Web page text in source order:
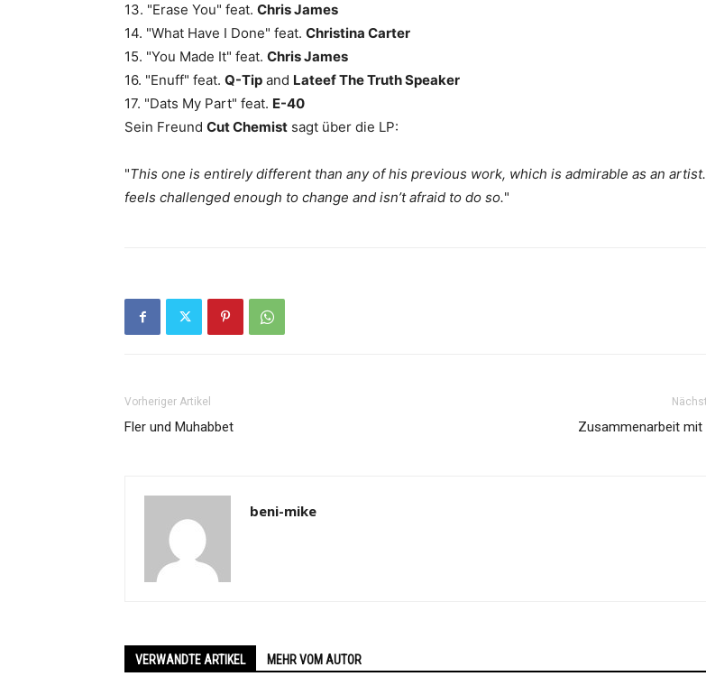
13. "Erase You" feat. Chris James
14. "What Have I Done" feat. Christina Carter
15. "You Made It" feat. Chris James
16. "Enuff" feat. Q-Tip and Lateef The Truth Speaker
17. "Dats My Part" feat. E-40
Sein Freund Cut Chemist sagt über die LP:
"This one is entirely different than any of his previous work, which is admirable as an
feels challenged enough to change and isn’t afraid to do so."
Vorheriger Artikel
Fler und Muhabbet Zusammenarbeit mit
beni-mike
VERWANDTE ARTIKEL MEHR VOM AUTOR